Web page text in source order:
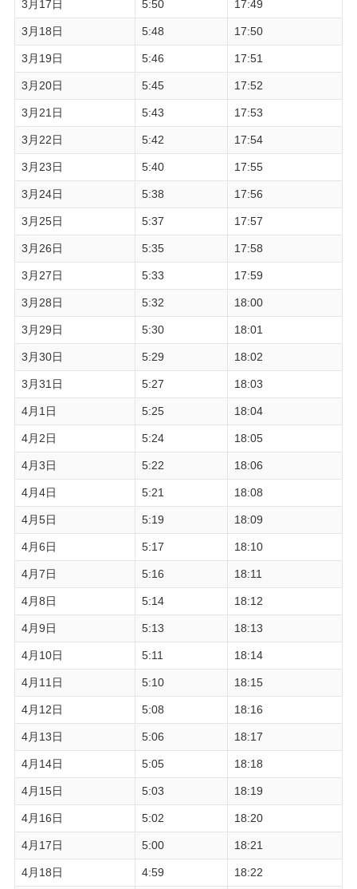
3月17日 5:50 17:49
3月18日 5:48 17:50
3月19日 5:46 17:51
3月20日 5:45 17:52
3月21日 5:43 17:53
3月22日 5:42 17:54
3月23日 5:40 17:55
3月24日 5:38 17:56
3月25日 5:37 17:57
3月26日 5:35 17:58
3月27日 5:33 17:59
3月28日 5:32 18:00
3月29日 5:30 18:01
3月30日 5:29 18:02
3月31日 5:27 18:03
4月1日 5:25 18:04
4月2日 5:24 18:05
4月3日 5:22 18:06
4月4日 5:21 18:08
4月5日 5:19 18:09
4月6日 5:17 18:10
4月7日 5:16 18:11
4月8日 5:14 18:12
4月9日 5:13 18:13
4月10日 5:11 18:14
4月11日 5:10 18:15
4月12日 5:08 18:16
4月13日 5:06 18:17
4月14日 5:05 18:18
4月15日 5:03 18:19
4月16日 5:02 18:20
4月17日 5:00 18:21
4月18日 4:59 18:22